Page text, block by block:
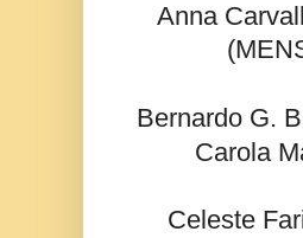
Anna
Bernardo G.
Carola
Celeste